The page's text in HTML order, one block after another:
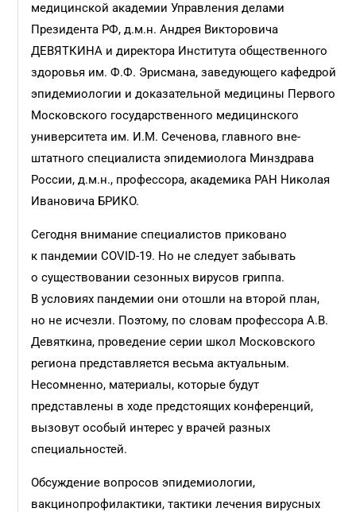
медицинской академии Управления делами
Президента РФ, д.м.н. Андрея Викторовича
ДЕВЯТКИНА и директора Института общественного
здоровья им. Ф.Ф. Эрисмана, заведующего кафедрой
эпидемиологии и доказательной медицины Первого
Московского государственного медицинского
университета им. И.М. Сеченова, главного вне­
штатного специалиста эпидемиолога Минздрава
России, д.м.н., профессора, академика РАН Николая
Ивановича БРИКО.
Сегодня внимание специалистов приковано
к пандемии COVID-19. Но не следует забывать
о существовании сезонных вирусов гриппа.
В условиях пандемии они отошли на второй план,
но не исчезли. Поэтому, по словам профессора А.В.
Девяткина, проведение серии школ Московского
региона представляется весьма актуальным.
Несомненно, материалы, которые будут
представлены в ходе предстоящих конференций,
вызовут особый интерес у врачей разных
специальностей.
Обсуждение вопросов эпидемиологии,
вакцинопрофилактики, тактики лечения вирусных